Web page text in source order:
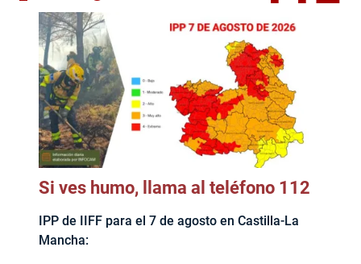
Si ves humo, llama al teléfono 112
IPP de IIFF para el 7 de agosto en Castilla-La
Mancha: